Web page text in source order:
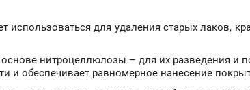
для удаления старых лаков,
нитроцеллюлозы – для их разведения и
и обеспечивает равномерное нанесение